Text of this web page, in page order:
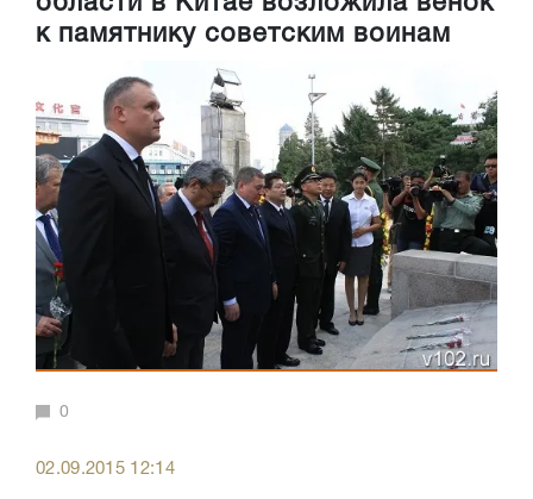
к памятнику советским воинам
0
02.09.2015 12:14